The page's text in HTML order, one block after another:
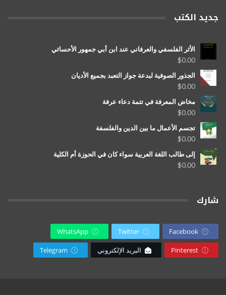
جديد الكتب
الأثر الفلسفي والعرفاني عند ابن أبي جمهور الأحسائي
$0.00
الجذور الصوفية لبدعة جواز التعبد بجميع الأديان
$0.00
مخاض المعرفة في تتمة دعاء عرفة
$0.00
تجسم الأعمال ما بين الدين والفلسفة
$0.00
إلى طالب اللغة العربية سواء كان في الحوزة أم الكلية
$0.00
شارك
Facebook
Twitter
WhatsApp
Pinterest البريد الإلكتروني Telegram